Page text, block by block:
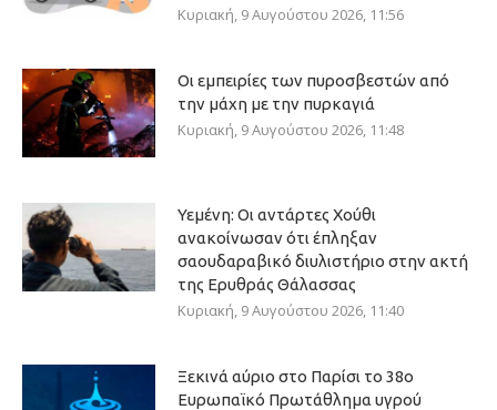
Κυριακή, 9 Αυγούστου 2026, 11:56
Οι εμπειρίες των πυροσβεστών από
την μάχη με την πυρκαγιά
Κυριακή, 9 Αυγούστου 2026, 11:48
Υεμένη: Οι αντάρτες Χούθι
ανακοίνωσαν ότι έπληξαν
σαουδαραβικό διυλιστήριο στην ακτή
της Ερυθράς Θάλασσας
Κυριακή, 9 Αυγούστου 2026, 11:40
Ξεκινά αύριο στο Παρίσι το 38ο
Ευρωπαϊκό Πρωτάθλημα υγρού